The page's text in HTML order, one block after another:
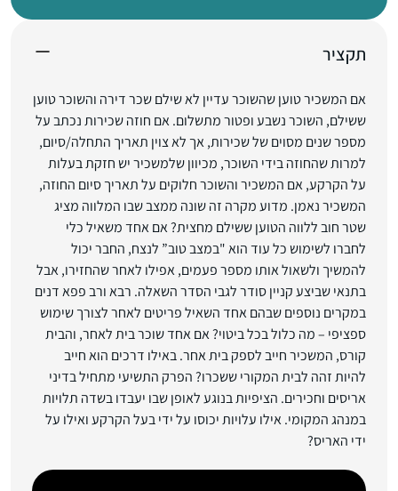
תקציר
אם המשכיר טוען שהשוכר עדיין לא שילם שכר דירה והשוכר טוען
ששילם, השוכר נשבע ופטור מתשלום. אם חוזה שכירות נכתב על
מספר שנים מסוים של שכירות, אך לא צוין תאריך התחלה/סיום,
למרות שהחוזה בידי השוכר, מכיוון שלמשכיר יש חזקת בעלות
על הקרקע, אם המשכיר והשוכר חלוקים על תאריך סיום החוזה,
המשכיר נאמן. מדוע מקרה זה שונה ממצב שבו המלווה מציג
שטר חוב ללווה הטוען ששילם מחצית? אם אחד משאיל כלי
לחברו לשימוש כל עוד הוא "במצב טוב” לנצח, החבר יכול
להמשיך ולשאול אותו מספר פעמים, אפילו לאחר שהחזירו, אבל
בתנאי שביצע קניין סודר לגבי הסדר השאלה. רבא ורב פפא דנים
במקרים נוספים שבהם אחד השאיל פריטים לאחר לצורך שימוש
ספציפי – מה כלול בכל ביטוי? אם אחד שוכר בית לאחר, והבית
קורס, המשכיר חייב לספק בית אחר. באילו דרכים הוא חייב
להיות זהה לבית המקורי ששכרו? הפרק התשיעי מתחיל בדיני
אריסים וחכירים. הציפיות בנוגע לאופן שבו יעבדו בשדה תלויות
במנהג המקומי. אילו עלויות יכוסו על ידי בעל הקרקע ואילו על
ידי האריס?